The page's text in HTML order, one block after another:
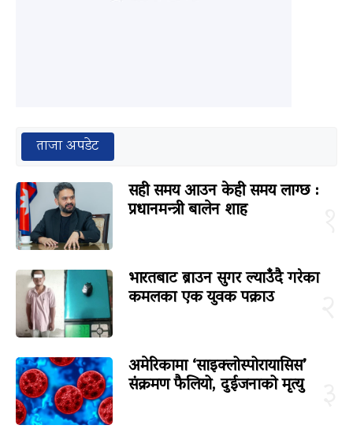
ताजा अपडेट
सही समय आउन केही समय लाग्छ :
प्रधानमन्त्री बालेन शाह
भारतबाट ब्राउन सुगर ल्याउँदै गरेका
कमलका एक युवक पक्राउ
अमेरिकामा ‘साइक्लोस्पोरायासिस’
संक्रमण फैलियो, दुईजनाको मृत्यु